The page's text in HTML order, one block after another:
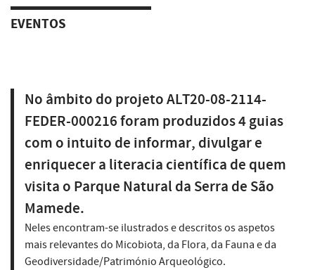
EVENTOS
No âmbito do projeto ALT20-08-2114-
FEDER-000216 foram produzidos 4 guias
com o intuito de informar, divulgar e
enriquecer a literacia científica de quem
visita o Parque Natural da Serra de São
Mamede.
Neles encontram-se ilustrados e descritos os aspetos
mais relevantes do Micobiota, da Flora, da Fauna e da
Geodiversidade/Património Arqueológico.